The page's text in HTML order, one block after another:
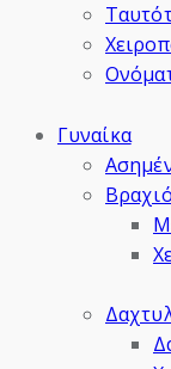
Γυναίκα